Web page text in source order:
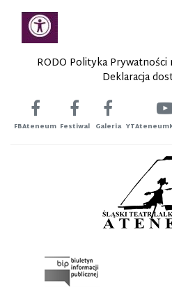
RODO Polityka Prywatności
Deklaracja
FBAteneum Festiwal Galeria